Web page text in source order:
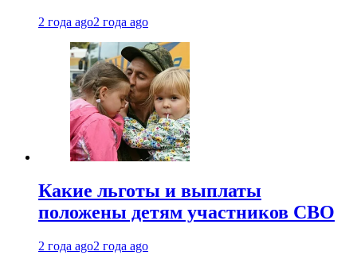
2 года ago2 года ago
Какие льготы и выплаты
положены детям участников СВО
2 года ago2 года ago